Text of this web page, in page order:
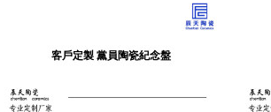
客戶定製 黨員陶瓷紀念盤